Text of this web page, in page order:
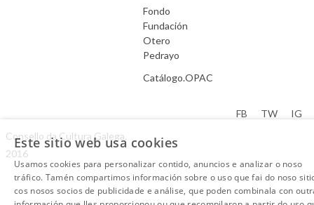
Fondo
Fundación
Otero
Pedrayo
Catálogo.OPAC
Consello da Cultura Galega.
2016
FB TW IG
Este sitio web usa cookies
Usamos cookies para personalizar contido, anuncios e analizar o noso
tráfico. Tamén compartimos información sobre o uso que fai do noso
cos nosos socios de publicidade e análise, que poden combinala con